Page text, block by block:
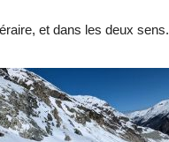
et dans les deux sens.